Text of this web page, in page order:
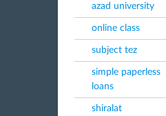
azad university
online class
subject tez
simple paperless
loans
shiralat